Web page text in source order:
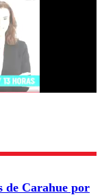
de Carahue por